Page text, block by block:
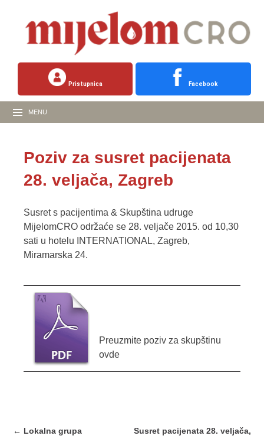
Pristupnica Facebook
MENU
Poziv za susret pacijenata
28. veljača, Zagreb
Susret s pacijentima & Skupština udruge
MijelomCRO održaće se 28. veljače 2015. od 10,30
sati u hotelu INTERNATIONAL, Zagreb,
Miramarska 24.
Preuzmite poziv za skupštinu
ovde
Post
← Lokalna grupa
Susret pacijenata 28. veljača,